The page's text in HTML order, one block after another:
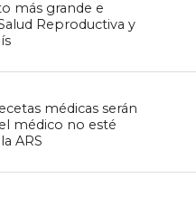
más grande e
Reproductiva y
médicas serán
médico no esté
ARS